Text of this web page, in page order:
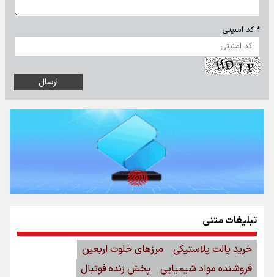
* کد امنیتی
تبلیغات متنی
خرید پالت پلاستیکی
مرزهای خلوت اربعین
فروشنده مواد شیمیایی
پخش زنده فوتبال